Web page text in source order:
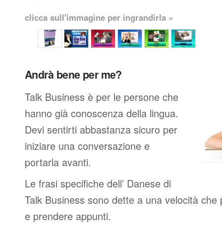
clicca sull'immagine per ingrandirla »
Andrà bene per me?
Talk Business è per le persone che
hanno già conoscenza della lingua.
Devi sentirti abbastanza sicuro per
iniziare una conversazione e
portarla avanti.
Le frasi specifiche dell’ Danese di
Talk Business sono dette a una velocità
e prendere appunti.